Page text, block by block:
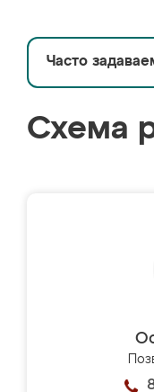
Часто
Схема